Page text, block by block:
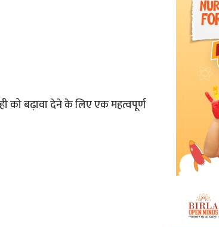
को बढ़ावा देने के लिए एक महत्वपूर्ण